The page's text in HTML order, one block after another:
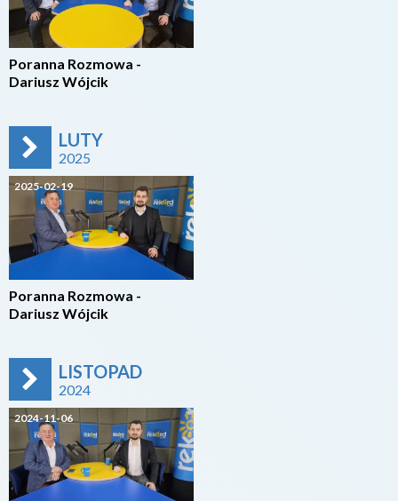
Poranna Rozmowa -
Dariusz Wójcik
LUTY
2025
2025-02-19
Poranna Rozmowa -
Dariusz Wójcik
LISTOPAD
2024
2024-11-06